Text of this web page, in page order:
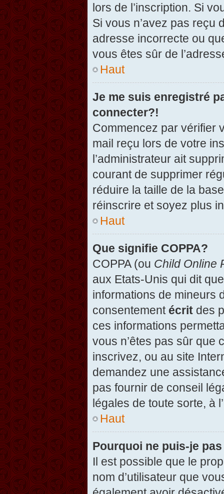
lors de l’inscription. Si
Si vous n’avez pas reçu
adresse incorrecte ou
vous êtes sûr de
Haut
Je me suis enregistré
connecter?!
Commencez par vérifier
mail reçu lors de votre
l’administrateur ait
courant de supprimer
réduire la taille de la
réinscrire et soyez plus
Haut
Que signifie COPPA?
COPPA (ou Child Online
aux Etats-Unis qui dit
informations de mineurs
consentement écrit des
ces informations
vous n’êtes pas sûr que
inscrivez, ou au site
demandez une
pas fournir de conseil
légales de toute sorte, à
Haut
Pourquoi ne puis-je
Il est possible que le
nom d’utilisateur que